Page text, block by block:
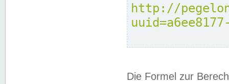
http://
Die Formel zur